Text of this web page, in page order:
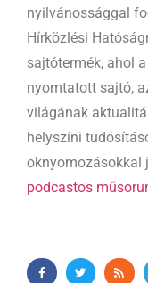
nyilvánossággal
Hírközlési
sajtótermék, ahol
nyomtatott sajtó,
világának
helyszíni
oknyomozásokkal
podcastos